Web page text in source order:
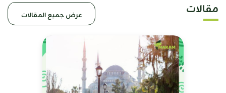
مقالات عرض جميع المقالات